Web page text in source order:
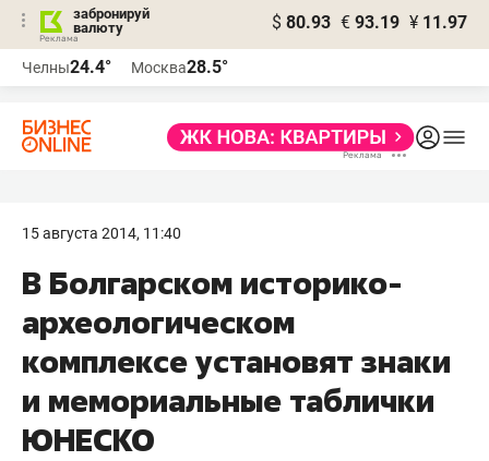
забронируй
валюту
$ 80.93 € 93.19 ¥ 11.97
Челны24.4° Москва28.5°
15 августа 2014, 11:40
В Болгарском историко-
археологическом
комплексе установят знаки
и мемориальные таблички
ЮНЕСКО